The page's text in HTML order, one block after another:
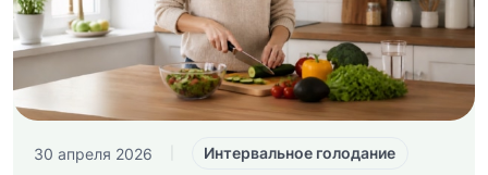
30 апреля 2026 Интервальное голодание